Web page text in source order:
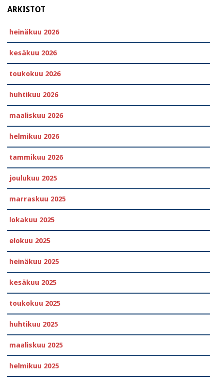
ARKISTOT
heinäkuu 2026
kesäkuu 2026
toukokuu 2026
huhtikuu 2026
maaliskuu 2026
helmikuu 2026
tammikuu 2026
joulukuu 2025
marraskuu 2025
lokakuu 2025
elokuu 2025
heinäkuu 2025
kesäkuu 2025
toukokuu 2025
huhtikuu 2025
maaliskuu 2025
helmikuu 2025